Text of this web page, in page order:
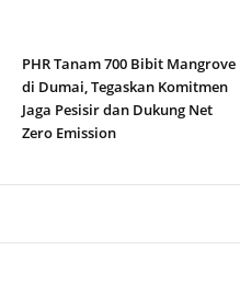
PHR Tanam 700 Bibit Mangrove
di Dumai, Tegaskan Komitmen
Jaga Pesisir dan Dukung Net
Zero Emission